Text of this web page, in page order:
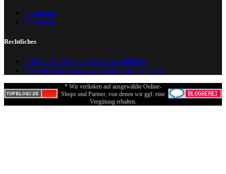
Instagram
Facebook
Rechtliches
Private Nutzung unserer Ausmalbilder
Gewerbliche Nutzung unserer Ausmalbilder
* Wir verlinken auf ausgewählte Online-
Shops und Partner, von denen wir ggf. eine
Vergütung erhalten.